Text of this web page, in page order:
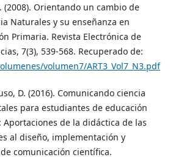
(2008). Orientando un cambio de
Naturales y su enseñanza en
Primaria. Revista Electrónica de
7(3), 539-568. Recuperado de:
volumen7/ART3_Vol7_N3.pdf
D. (2016). Comunicando ciencia
para estudiantes de educación
de la didáctica de las
al diseño, implementación y
comunicación científica.